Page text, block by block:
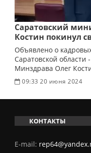
Саратовский
Костин покинул
Объявлено о
Саратовской области
Минздрава Олег
09:33 20 июня 2024
КОНТАКТЫ
E-mail: